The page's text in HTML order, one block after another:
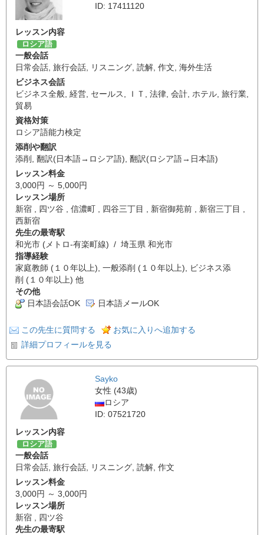
ID: 17411120
レッスン内容
ロシア語
一般会話
日常会話 旅行会話 リスニング 読解 作文 海外生活
ビジネス会話
ビジネス全般 経営 セールス ＩＴ 法律 会計 ホテル 旅行業
貿易
資格対策
ロシア語能力検定
添削や翻訳
添削
翻訳(日本語→ロシア語) 翻訳(ロシア語→日本語)
レッスン料金
3,000円 ～ 5,000円
レッスン場所
新宿 , 四ツ谷 , 信濃町 , 四谷三丁目 , 新宿御苑前 , 新宿三丁目 ,
西新宿
先生の最寄駅
和光市 (メトロ-有楽町線) / 埼玉県 和光市
指導経験
家庭教師 (１０年以上), 一般添削 (１０年以上), ビジネス添
削 (１０年以上) 他
その他
日本語会話OK
日本語メールOK
この先生に質問する
お気に入りへ追加する
詳細プロフィールを見る
Sayko
女性 (43歳)
ロシア
ID: 07521720
レッスン内容
ロシア語
一般会話
日常会話, 旅行会話, リスニング, 読解, 作文
レッスン料金
3,000円 ～ 3,000円
レッスン場所
新宿 , 四ツ谷
先生の最寄駅